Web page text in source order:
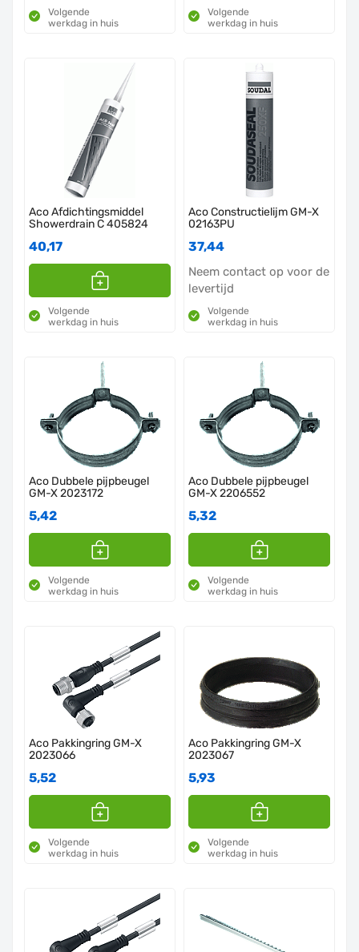
Volgende
werkdag in huis
Volgende
werkdag in huis
Aco Afdichtingsmiddel
Showerdrain C 405824
40,17
Volgende
werkdag in huis
Aco Constructielijm GM-X
02163PU
37,44
Neem contact op voor de
levertijd
Volgende
werkdag in huis
Aco Dubbele pijpbeugel
GM-X 2023172
5,42
Volgende
werkdag in huis
Aco Dubbele pijpbeugel
GM-X 2206552
5,32
Volgende
werkdag in huis
Aco Pakkingring GM-X
2023066
5,52
Volgende
werkdag in huis
Aco Pakkingring GM-X
2023067
5,93
Volgende
werkdag in huis